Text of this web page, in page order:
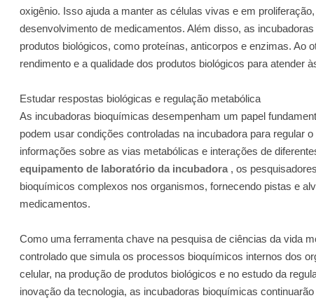
oxigênio. Isso ajuda a manter as células vivas e em
desenvolvimento de medicamentos. Além disso, as
produtos biológicos, como proteínas, anticorpos e enzimas. Ao
rendimento e a qualidade dos produtos biológicos para atender
Estudar respostas biológicas e regulação metabólica
As incubadoras bioquímicas desempenham um papel
podem usar condições controladas na incubadora para regular
informações sobre as vias metabólicas e interações de
equipamento de laboratório da incubadora , os
bioquímicos complexos nos organismos, fornecendo pistas e
medicamentos.
Como uma ferramenta chave na pesquisa de ciências da vida
controlado que simula os processos bioquímicos internos dos
celular, na produção de produtos biológicos e no estudo da
inovação da tecnologia, as incubadoras bioquímicas